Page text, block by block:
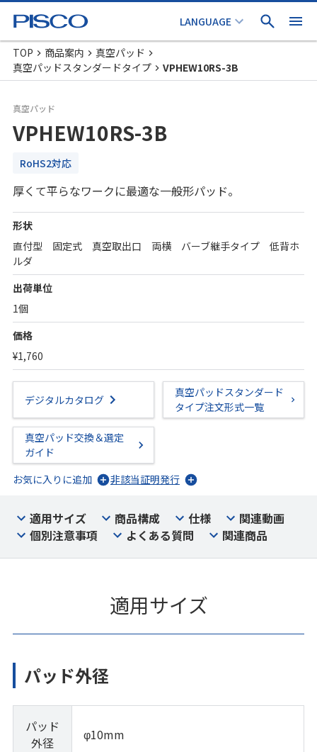
TOP 商品案内
真空パッド
真空パッドスタンダードタイプ
VPHEW10RS-3B
真空パッド
VPHEW10RS-3B
RoHS2対応
厚くて平らなワークに最適な一般形パッド。
形状
直付型 固定式 真空取出口 両横 バーブ継手タイプ 低背ホ
ルダ
出荷単位
1個
価格
¥1,760
デジタルカタログ
真空パッドスタンダード
タイプ注文形式一覧
真空パッド交換＆選定
ガイド
お気に入りに追加
非該当証明発行
適用サイズ 商品構成 仕様
関連動画
個別注意事項
よくある質問 関連商品
適用サイズ
パッド外径
パッド
外径
φ10mm